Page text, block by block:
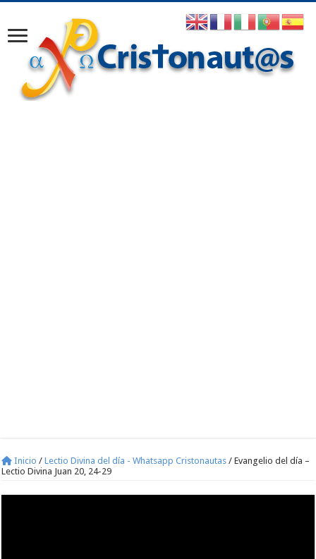
Inicio / Lectio Divina del día - Whatsapp Cristonautas / Evangelio del día –
Lectio Divina Juan 20, 24-29